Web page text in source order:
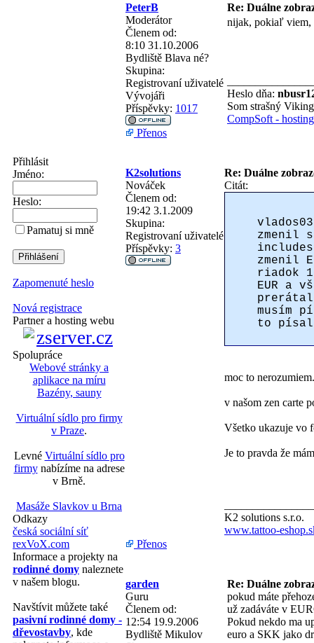
Přihlásit
Jméno:
Heslo:
Pamatuj si mně
Zapomenuté heslo
Nová registrace
Partner a hosting webu
Spolupráce
Webové stránky a
aplikace na míru
Bazény, sauny
Virtuální sídlo pro firmy
v Praze.
Levné Virtuální sídlo pro
firmynabízíme na adrese
v Brně.
Masáže Slavkov u Brna
Odkazy
česká sociální síť
rexVoX.com
Informace a projekty na
rodinné domy naleznete
v našem blogu.
Navštívit můžete také
pasivní rodinné domy -
dřevostavby, kde
PeterB
Re: Duálne
Moderátor
Členem od:
8:10 31.10.2006
Bydliště Blava né?
Skupina:
Registrovaní uživatelé
Vývojáři
Příspěvky: 1017
nijak, pokiaľ viem,
Heslo dňa:
Som strašný
CompSoft -
Přenos
K2solutions
Re: Duálne
Nováček
Členem od:
19:42 3.1.2009
Skupina:
Registrovaní uživatelé
Příspěvky: 3
Citát:
zmenil
zmenil
riadok
EUR a
musím
to písal
moc to nerozumiem.
v našom zen carte
Všetko ukazuje vo
Je to pravda že
K2 solutions s.r.o.
www.tattoo-
Přenos
garden
Re: Duálne
Guru
Členem od:
12:54 19.9.2006
Bydliště Mikulov
pokud máte
už zadáváte v
Pokud nekdo ma
euro a SKK jako